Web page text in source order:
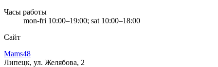
Часы работы
mon-fri 10:00–19:00; sat 10:00–18:00
Сайт
Mams48
Липецк, ул. Желябова, 2